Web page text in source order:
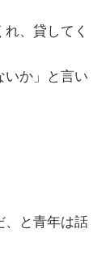
、貸してく
いか」と言い
、と青年は話